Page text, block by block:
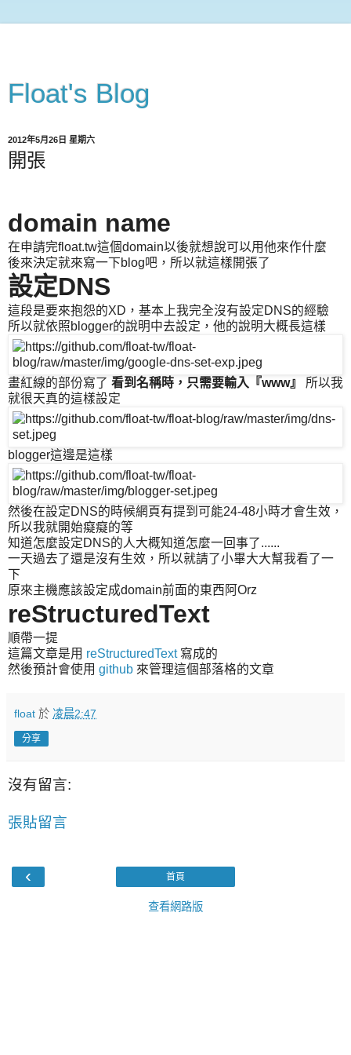
Float's Blog
2012年5月26日 星期六
開張
domain name
在申請完float.tw這個domain以後就想說可以用他來作什麼
後來決定就來寫一下blog吧，所以就這樣開張了
設定DNS
這段是要來抱怨的XD，基本上我完全沒有設定DNS的經驗
所以就依照blogger的說明中去設定，他的說明大概長這樣
畫紅線的部份寫了 看到名稱時，只需要輸入『www』
所以我
就很天真的這樣設定
blogger這邊是這樣
然後在設定DNS的時候網頁有提到可能24-48小時才會生效，
所以我就開始癡癡的等
知道怎麼設定DNS的人大概知道怎麼一回事了......
一天過去了還是沒有生效，所以就請了小畢大大幫我看了一
下
原來主機應該設定成domain前面的東西阿Orz
reStructuredText
順帶一提
這篇文章是用 reStructuredText寫成的
然後預計會使用 github 來管理這個部落格的文章
float 於 凌晨2:47
分享
沒有留言:
張貼留言
‹ 首頁
查看網路版